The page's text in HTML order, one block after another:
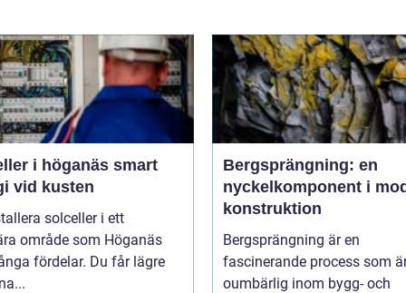
i höganäs smart
vid kusten
solceller i ett
område som Höganäs
fördelar. Du får lägre
Bergsprängning: en
nyckelkomponent i
konstruktion
Bergsprängning är en
fascinerande process som
oumbärlig inom bygg- och